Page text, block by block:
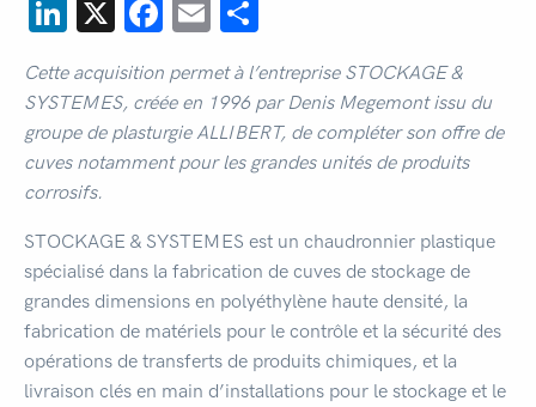
LinkedIn
X Facebook
Email
Cette acquisition permet à l’entreprise STOCKAGE &
SYSTEMES, créée en 1996 par Denis Megemont issu du
groupe de plasturgie ALLIBERT, de compléter son offre de
cuves notamment pour les grandes unités de produits
corrosifs.
STOCKAGE & SYSTEMES est un chaudronnier plastique
spécialisé dans la fabrication de cuves de stockage de
grandes dimensions en polyéthylène haute densité, la
fabrication de matériels pour le contrôle et la sécurité des
opérations de transferts de produits chimiques, et la
livraison clés en main d’installations pour le stockage et le